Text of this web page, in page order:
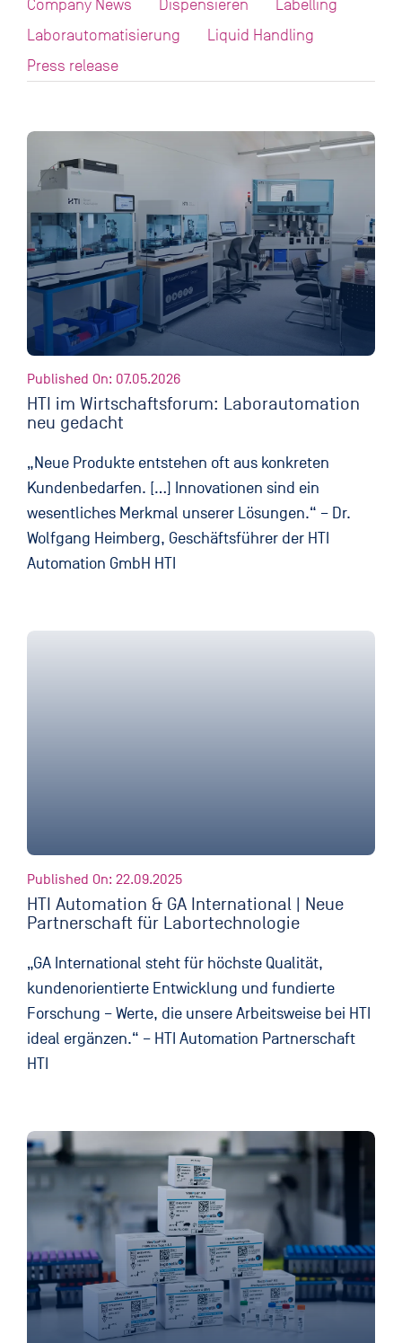
Company News
Dispensieren
Labelling
Laborautomatisierung
Liquid Handling
Press release
Published On: 07.05.2026
HTI im Wirtschaftsforum: Laborautomation
neu gedacht
„Neue Produkte entstehen oft aus konkreten
Kunden­bedarfen. […] Innovationen sind ein
wesentliches Merkmal unserer Lösungen.“ – Dr.
Wolfgang Heimberg, Geschäftsführer der HTI
Automation GmbH HTI
Published On: 22.09.2025
HTI Automation & GA International | Neue
Partnerschaft für Labortechnologie
„GA International steht für höchste Qualität,
kundenorientierte Entwicklung und fundierte
Forschung – Werte, die unsere Arbeitsweise bei HTI
ideal ergänzen.“ – HTI Automation Partnerschaft
HTI